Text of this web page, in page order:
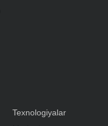
Texnologiyalar